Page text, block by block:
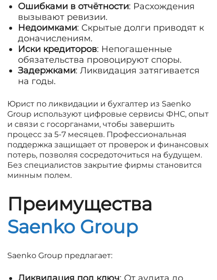
Ошибками в отчётности: Расхождения
вызывают ревизии.
Недоимками: Скрытые долги приводят к
доначислениям.
Иски кредиторов: Непогашенные
обязательства провоцируют споры.
Задержками: Ликвидация затягивается
на годы.
Юрист по ликвидации и бухгалтер из Saenko
Group используют цифровые сервисы ФНС, опыт
и связи с госорганами, чтобы завершить
процесс за 5-7 месяцев. Профессиональная
поддержка защищает от проверок и финансовых
потерь, позволяя сосредоточиться на будущем.
Без специалистов закрытие фирмы становится
минным полем.
Преимущества
Saenko Group
Saenko Group предлагает: